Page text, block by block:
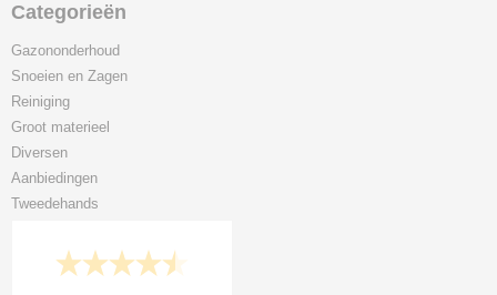
Categorieën
Gazononderhoud
Snoeien en Zagen
Reiniging
Groot materieel
Diversen
Aanbiedingen
Tweedehands